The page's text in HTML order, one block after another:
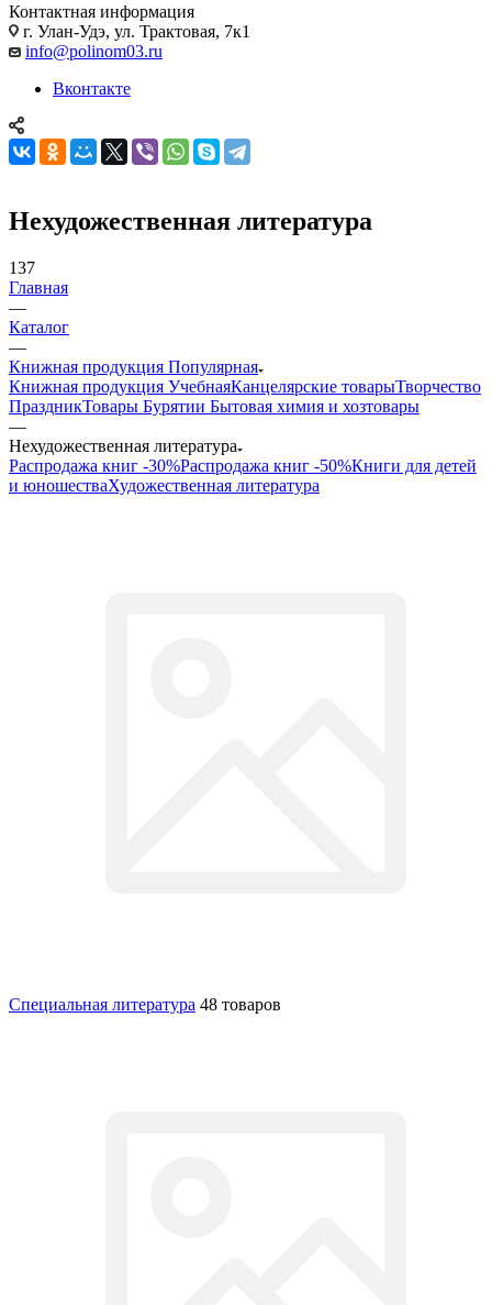
Контактная информация
г. Улан-Удэ, ул. Трактовая, 7к1
info@polinom03.ru
Вконтакте
Нехудожественная литература
137
Главная
—
Каталог
—
Книжная продукция Популярная
Книжная продукция УчебнаяКанцелярские товарыТворчество
ПраздникТовары Бурятии Бытовая химия и хозтовары
—
Нехудожественная литература
Распродажа книг -30%Распродажа книг -50%Книги для детей
и юношестваХудожественная литература
Специальная литература 48 товаров